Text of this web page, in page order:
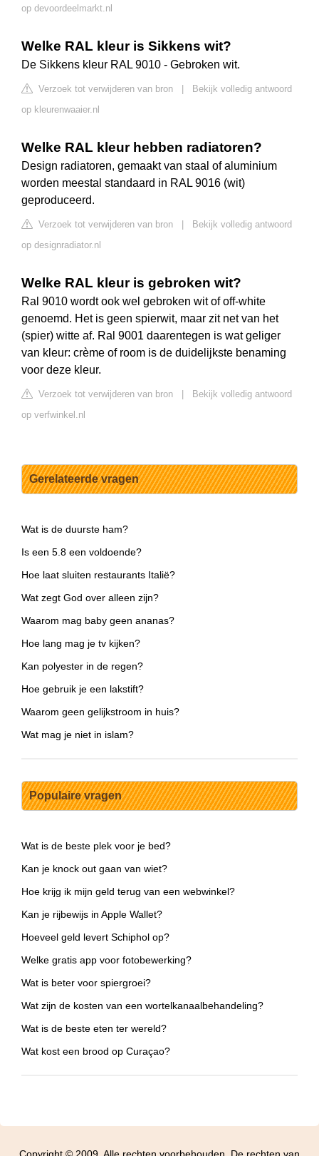
op devoordeelmarkt.nl
Welke RAL kleur is Sikkens wit?
De Sikkens kleur RAL 9010 - Gebroken wit.
Verzoek tot verwijderen van bron
Bekijk volledig antwoord
op kleurenwaaier.nl
Welke RAL kleur hebben radiatoren?
Design radiatoren, gemaakt van staal of aluminium
worden meestal standaard in RAL 9016 (wit)
geproduceerd.
Verzoek tot verwijderen van bron
Bekijk volledig antwoord
op designradiator.nl
Welke RAL kleur is gebroken wit?
Ral 9010 wordt ook wel gebroken wit of off-white
genoemd. Het is geen spierwit, maar zit net van het
(spier) witte af. Ral 9001 daarentegen is wat geliger
van kleur: crème of room is de duidelijkste benaming
voor deze kleur.
Verzoek tot verwijderen van bron
Bekijk volledig antwoord
op verfwinkel.nl
Gerelateerde vragen
Wat is de duurste ham?
Is een 5.8 een voldoende?
Hoe laat sluiten restaurants Italië?
Wat zegt God over alleen zijn?
Waarom mag baby geen ananas?
Hoe lang mag je tv kijken?
Kan polyester in de regen?
Hoe gebruik je een lakstift?
Waarom geen gelijkstroom in huis?
Wat mag je niet in islam?
Populaire vragen
Wat is de beste plek voor je bed?
Kan je knock out gaan van wiet?
Hoe krijg ik mijn geld terug van een webwinkel?
Kan je rijbewijs in Apple Wallet?
Hoeveel geld levert Schiphol op?
Welke gratis app voor fotobewerking?
Wat is beter voor spiergroei?
Wat zijn de kosten van een wortelkanaalbehandeling?
Wat is de beste eten ter wereld?
Wat kost een brood op Curaçao?